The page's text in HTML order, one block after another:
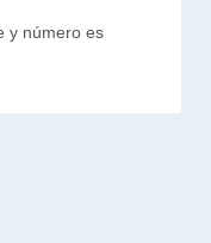
y número es